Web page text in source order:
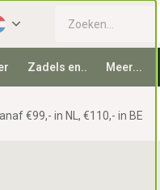
Zadels en.. Meer...
€99,- in NL, €110,- in BE